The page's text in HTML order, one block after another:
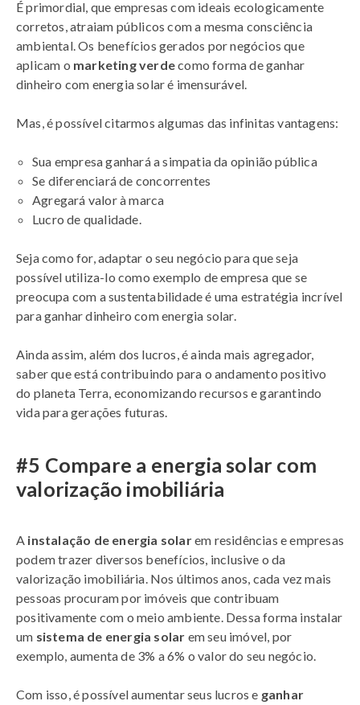
É primordial, que empresas com ideais ecologicamente
corretos, atraiam públicos com a mesma consciência
ambiental. Os benefícios gerados por negócios que
aplicam o marketing verdecomo forma de ganhar
dinheiro com energia solar é imensurável.
Mas, é possível citarmos algumas das infinitas vantagens:
Sua empresa ganhará a simpatia da opinião pública
Se diferenciará de concorrentes
Agregará valor à marca
Lucro de qualidade.
Seja como for, adaptar o seu negócio para que seja
possível utiliza-lo como exemplo de empresa que se
preocupa com a sustentabilidade é uma estratégia incrível
para ganhar dinheiro com energia solar.
Ainda assim, além dos lucros, é ainda mais agregador,
saber que está contribuindo para o andamento positivo
do planeta Terra, economizando recursos e garantindo
vida para gerações futuras.
#5 Compare a energia solar com
valorização imobiliária
A instalação de energia solarem residências e empresas
podem trazer diversos benefícios, inclusive o da
valorização imobiliária. Nos últimos anos, cada vez mais
pessoas procuram por imóveis que contribuam
positivamente com o meio ambiente. Dessa forma instalar
um sistema de energia solar em seu imóvel, por
exemplo, aumenta de 3% a 6% o valor do seu negócio.
Com isso, é possível aumentar seus lucros e ganhar